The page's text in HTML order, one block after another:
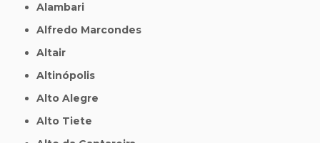
Alambari
Alfredo Marcondes
Altair
Altinópolis
Alto Alegre
Alto Tiete